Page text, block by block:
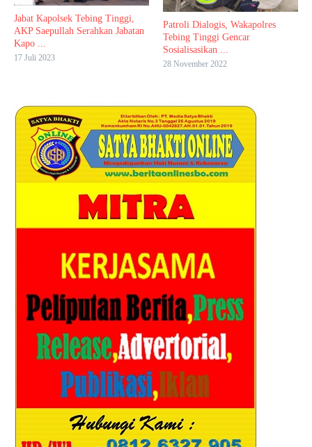
Jabat Kapolsek Tebing Tinggi,
AKP Saepullah Serahkan Jabatan
Kapo ...
17 Juli 2023
Patroli Dialogis, Wakapolres
Tebing Tinggi Gencar
Sosialisasikan ...
28 November 2022